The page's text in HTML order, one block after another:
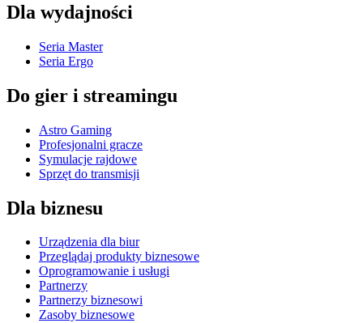
Dla wydajności
Seria Master
Seria Ergo
Do gier i streamingu
Astro Gaming
Profesjonalni gracze
Symulacje rajdowe
Sprzęt do transmisji
Dla biznesu
Urządzenia dla biur
Przeglądaj produkty biznesowe
Oprogramowanie i usługi
Partnerzy
Partnerzy biznesowi
Zasoby biznesowe